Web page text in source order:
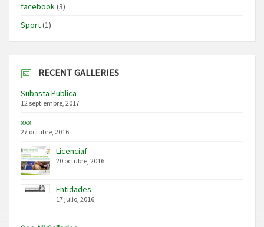
facebook(3)
Sport(1)
RECENT GALLERIES
Subasta Publica
12 septiembre, 2017
xxx
27 octubre, 2016
Licenciaf
20 octubre, 2016
Entidades
17 julio, 2016